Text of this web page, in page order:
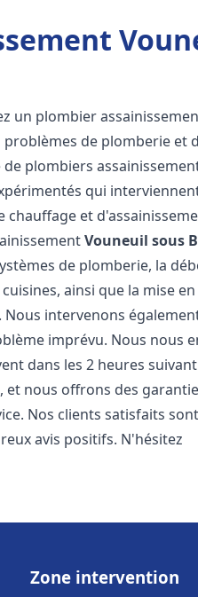
un plombier
de plomberie et
de plombiers
qui
chauffage et
Vouneuil sous
de plomberie, la
ainsi que la mise
intervenons
imprévu. Nous nous
dans les 2 heures
et nous offrons des
Nos clients satisfaits
avis positifs. N'hésitez
Zone intervention